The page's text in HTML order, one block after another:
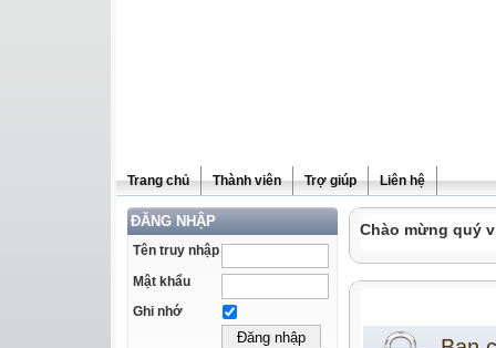
Trang chủ Thành viên Trợ giúp Liên hệ
ĐĂNG NHẬP
Tên truy nhập
Mật khẩu
Ghi nhớ
Chào mừng quý